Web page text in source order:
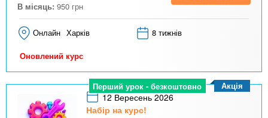
В місяць: 950 грн
Онлайн Харків 8 тижнів
Оновлений курс
Перший урок - безкоштовно
12 Вересень 2026
Набір на курс!
Акція